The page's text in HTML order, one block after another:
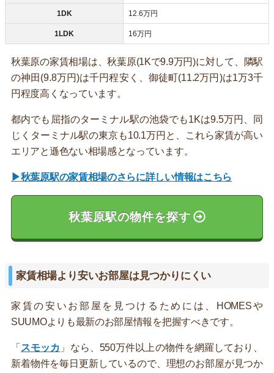
1DK 12.6万円
1LDK 16万円
秋葉原の家賃相場は、秋葉原(1Kで9.9万円)に対して、隣駅
の神田(9.8万円)は千円程安く、御徒町(11.2万円)は1万3千
円程度高くなっています。
都内でも屈指のターミナル駅の池袋でも1Kは9.5万円、同
じくターミナル駅の東京も10.1万円と、これら家賃が高い
エリアと遜色ない相場感となっています。
▶秋葉原駅の家賃相場のさらに詳しい情報はこちら
秋葉原駅の物件を探す
家賃相場より安いお部屋は見つかりにくい
家賃の安いお部屋を見つけるためには、HOMESや
SUUMOよりも最新のお部屋情報を把握すべきです。
「 スモッカ 」なら、550万件以上の物件を網羅しており、
新着物件を毎日更新しているので、理想のお部屋が見つか